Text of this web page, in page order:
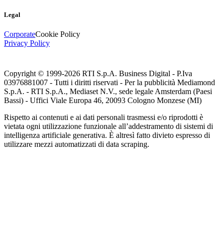
Legal
CorporateCookie Policy
Privacy Policy
Copyright © 1999-2026 RTI S.p.A. Business Digital - P.Iva
03976881007 - Tutti i diritti riservati - Per la pubblicità Mediamond
S.p.A. - RTI S.p.A., Mediaset N.V., sede legale Amsterdam (Paesi
Bassi) - Uffici Viale Europa 46, 20093 Cologno Monzese (MI)
Rispetto ai contenuti e ai dati personali trasmessi e/o riprodotti è
vietata ogni utilizzazione funzionale all’addestramento di sistemi di
intelligenza artificiale generativa. È altresì fatto divieto espresso di
utilizzare mezzi automatizzati di data scraping.